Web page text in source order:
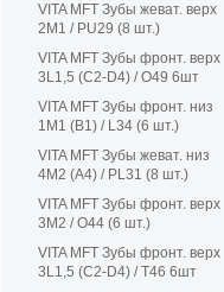
VITA MFT Зубы жеват. верх
2M1 / PU29 (8 шт.)
VITA MFT Зубы фронт. верх
3L1,5 (C2-D4) / O49 6шт
VITA MFT Зубы фронт. низ
1M1 (B1) / L34 (6 шт.)
VITA MFT Зубы жеват. низ
4M2 (A4) / PL31 (8 шт.)
VITA MFT Зубы фронт. верх
3M2 / O44 (6 шт.)
VITA MFT Зубы фронт. верх
3L1,5 (C2-D4) / T46 6шт